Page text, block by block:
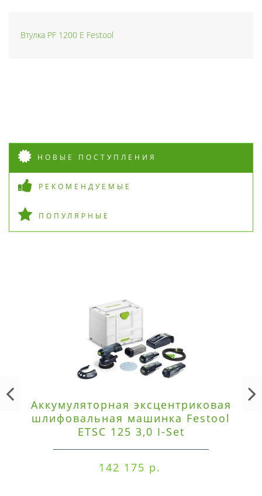
Втулка PF 1200 E Festool
НОВЫЕ ПОСТУПЛЕНИЯ
РЕКОМЕНДУЕМЫЕ
ПОПУЛЯРНЫЕ
Аккумуляторная эксцентриковая
шлифовальная машинка Festool
ETSC 125 3,0 I-Set
142 175 р.